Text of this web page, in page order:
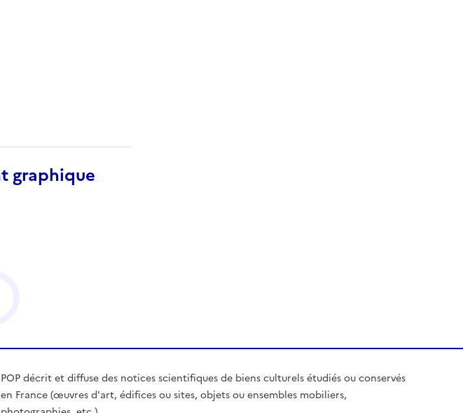
graphique
POP décrit et diffuse des notices scientifiques de biens culturels étudiés ou conservés
en France (œuvres d'art, édifices ou sites, objets ou ensembles mobiliers,